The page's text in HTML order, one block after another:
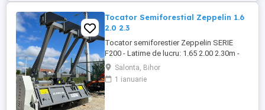
Tocator Semiforestial Zeppelin 1.6
2.0 2.3
Tocator semiforestier Zeppelin SERIE
F200 - Latime de lucru: 1.65 2.00 2.30m -
Greutate: 920 1.020 1.135 kg - Numar
ciocane: 32 40 46 buc - RPM 540rpm -
Numar de curele: 6 buc - Diametru de
Salonta, Bihor
1 ianuarie